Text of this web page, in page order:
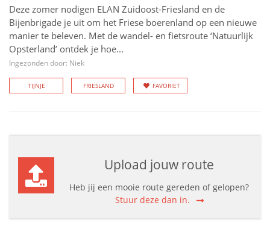
Deze zomer nodigen ELAN Zuidoost-Friesland en de
Bijenbrigade je uit om het Friese boerenland op een nieuwe
manier te beleven. Met de wandel- en fietsroute ‘Natuurlijk
Opsterland’ ontdek je hoe...
Ingezonden door: Niek
TIJNJE FRIESLAND FAVORIET
Upload jouw route
Heb jij een mooie route gereden of gelopen?
Stuur deze dan in.